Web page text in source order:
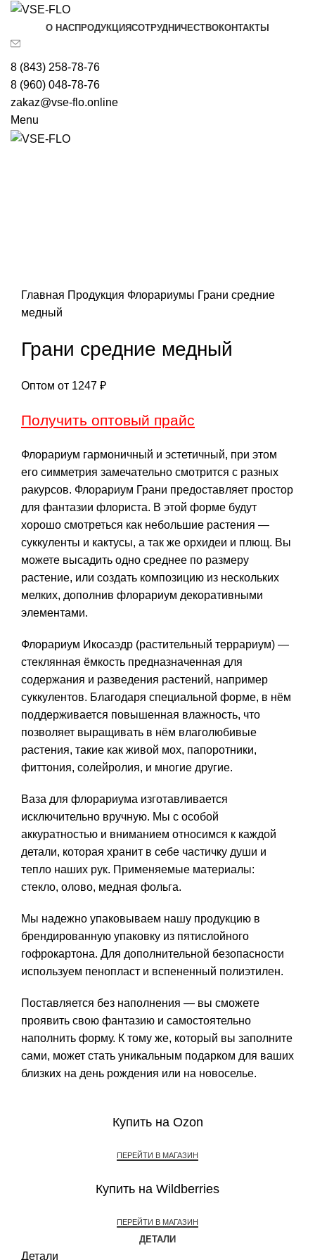
О НАСПРОДУКЦИЯСОТРУДНИЧЕСТВОКОНТАКТЫ
8 (843) 258-78-76
8 (960) 048-78-76
zakaz@vse-flo.online
Menu
Главная Продукция Флорариумы Грани средние
медный
Грани средние медный
Оптом от 1247 ₽
Получить оптовый прайс
Флорариум гармоничный и эстетичный, при этом
его симметрия замечательно смотрится с разных
ракурсов. Флорариум Грани предоставляет простор
для фантазии флориста. В этой форме будут
хорошо смотреться как небольшие растения —
суккуленты и кактусы, а так же орхидеи и плющ. Вы
можете высадить одно среднее по размеру
растение, или создать композицию из нескольких
мелких, дополнив флорариум декоративными
элементами.
Флорариум Икосаэдр (растительный террариум) —
стеклянная ёмкость предназначенная для
содержания и разведения растений, например
суккулентов. Благодаря специальной форме, в нём
поддерживается повышенная влажность, что
позволяет выращивать в нём влаголюбивые
растения, такие как живой мох, папоротники,
фиттония, солейролия, и многие другие.
Ваза для флорариума изготавливается
исключительно вручную. Мы с особой
аккуратностью и вниманием относимся к каждой
детали, которая хранит в себе частичку души и
тепло наших рук. Применяемые материалы:
стекло, олово, медная фольга.
Мы надежно упаковываем нашу продукцию в
брендированную упаковку из пятислойного
гофрокартона. Для дополнительной безопасности
используем пенопласт и вспененный полиэтилен.
Поставляется без наполнения — вы сможете
проявить свою фантазию и самостоятельно
наполнить форму. К тому же, который вы заполните
сами, может стать уникальным подарком для ваших
близких на день рождения или на новоселье.
Купить на Ozon
ПЕРЕЙТИ В МАГАЗИН
Купить на Wildberries
ПЕРЕЙТИ В МАГАЗИН
ДЕТАЛИ
Детали